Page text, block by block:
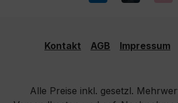
Kontakt AGB Impressum
Alle Preise inkl. gesetzl.